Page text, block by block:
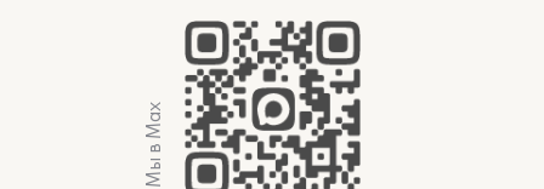
Мы в Max